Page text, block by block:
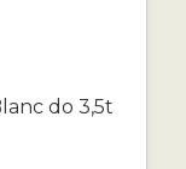
do 3,5t